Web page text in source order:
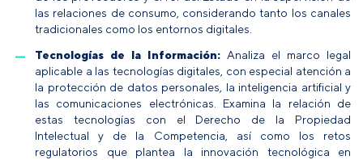
las relaciones de consumo, considerando tanto los canales
tradicionales como los entornos digitales.
Tecnologías de la Información: Analiza el marco legal
aplicable a las tecnologías digitales, con especial atención a
la protección de datos personales, la inteligencia artificial y
las comunicaciones electrónicas. Examina la relación de
estas tecnologías con el Derecho de la Propiedad
Intelectual y de la Competencia, así como los retos
regulatorios que plantea la innovación tecnológica en